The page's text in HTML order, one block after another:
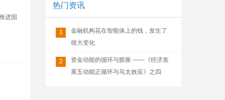
进国
热门资讯
1
金融机构花在智能体上的钱，发生了
很大变化
2
资金动能的循环与膨胀 ——《经济发
展五动能正循环与马太效应》之四